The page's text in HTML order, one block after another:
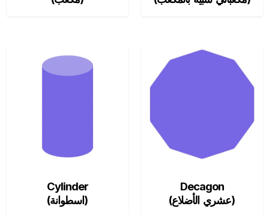
Cylinder
(اسطوانة)
Decagon
(عشري الأضلاع)